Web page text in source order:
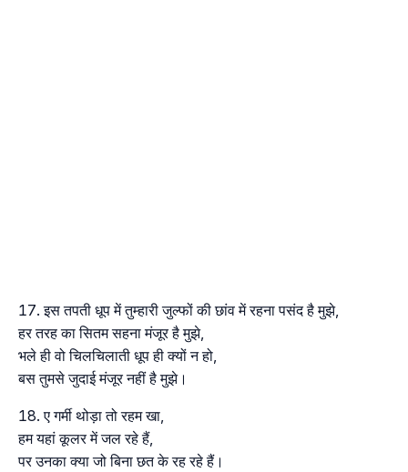
इस तपती धूप में तुम्हारी जुल्फों की छांव में रहना पसंद है मुझे,
हर तरह का सितम सहना मंजूर है मुझे,
भले ही वो चिलचिलाती धूप ही क्यों न हो,
बस तुमसे जुदाई मंजूर नहीं है मुझे।
ए गर्मी थोड़ा तो रहम खा,
हम यहां कूलर में जल रहे हैं,
पर उनका क्या जो बिना छत के रह रहे हैं।